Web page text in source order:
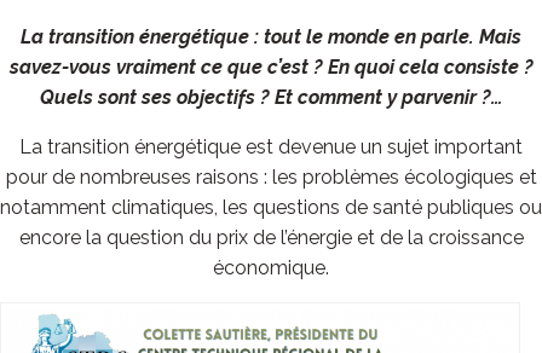
La transition énergétique : tout le monde en parle. Mais
savez-vous vraiment ce que c’est ? En quoi cela consiste ?
Quels sont ses objectifs ? Et comment y parvenir ?…
La transition énergétique est devenue un sujet important
pour de nombreuses raisons : les problèmes écologiques et
notamment climatiques, les questions de santé publiques ou
encore la question du prix de l’énergie et de la croissance
économique.